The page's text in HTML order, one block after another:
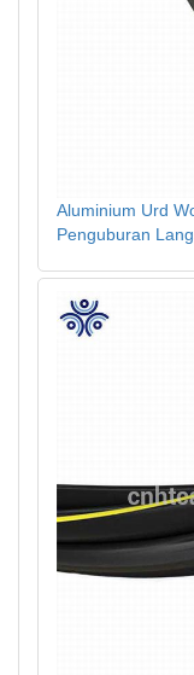
Aluminium Urd
Penguburan